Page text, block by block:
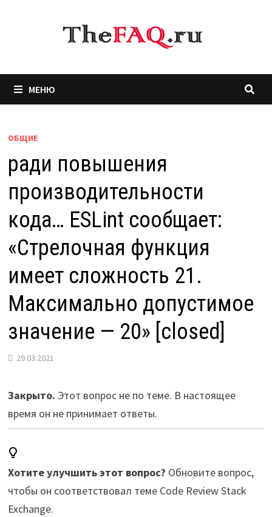
МЕНЮ
ОБЩИЕ
ради повышения
производительности
кода… ESLint сообщает:
«Стрелочная функция
имеет сложность 21.
Максимально допустимое
значение — 20» [closed]
29.03.2021
Закрыто. Этот вопрос не по теме. В настоящее
время он не принимает ответы.
Хотите улучшить этот вопрос? Обновите вопрос,
чтобы он соответствовал теме Code Review Stack
Exchange.